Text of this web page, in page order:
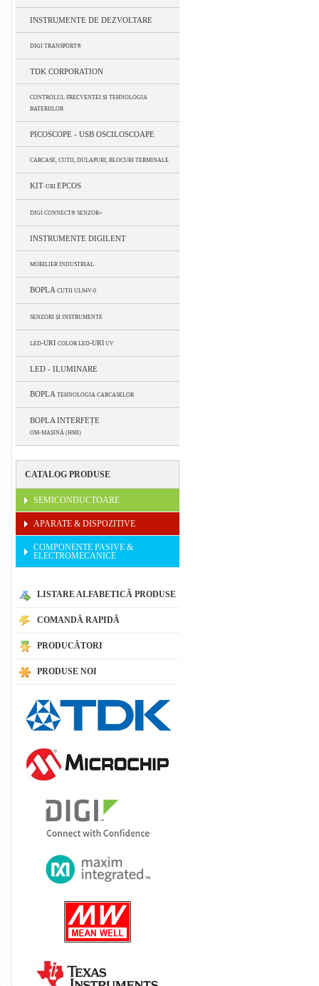
INSTRUMENTE DE DEZVOLTARE
DIGI TRANSPORT®
TDK CORPORATION
CONTROLUL FRECVENȚEI ȘI TEHNOLOGIA
BATERIILOR
PICOSCOPE - USB OSCILOSCOAPE
CARCASE, CUTII, DULAPURI, BLOCURI TERMINALE
KIT-URI EPCOS
DIGI CONNECT® SENZOR+
INSTRUMENTE DIGILENT
MOBILIER INDUSTRIAL
BOPLA CUTII UL94V-0
SENZORI ȘI INSTRUMENTE
LED-URI COLOR LED-URI UV
LED - ILUMINARE
BOPLA TEHNOLOGIA CARCASELOR
BOPLA INTERFEȚE
OM-MAȘINĂ (HMI)
CATALOG PRODUSE
SEMICONDUCTOARE
APARATE & DISPOZITIVE
COMPONENTE PASIVE &
ELECTROMECANICE
LISTARE ALFABETICĂ PRODUSE
COMANDĂ RAPIDĂ
PRODUCĂTORI
PRODUSE NOI